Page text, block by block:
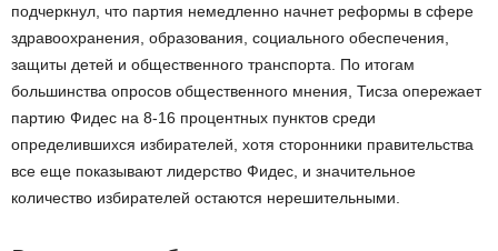
подчеркнул, что партия немедленно начнет реформы в сфере
здравоохранения, образования, социального обеспечения,
защиты детей и общественного транспорта. По итогам
большинства опросов общественного мнения, Тисза опережает
партию Фидес на 8-16 процентных пунктов среди
определившихся избирателей, хотя сторонники правительства
все еще показывают лидерство Фидес, и значительное
количество избирателей остаются нерешительными.